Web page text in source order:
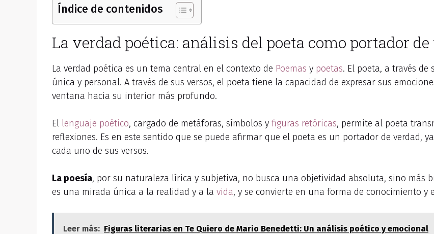
Índice de contenidos
La verdad poética: análisis del poeta como portador
La verdad poética es un tema central en el contexto de Poemas y poetas. El poeta, a través
única y personal. A través de sus versos, el poeta tiene la capacidad de expresar sus
ventana hacia su interior más profundo.
El lenguaje poético, cargado de metáforas, símbolos y figuras retóricas, permite al poeta
reflexiones. Es en este sentido que se puede afirmar que el poeta es un portador de verdad,
cada uno de sus versos.
La poesía, por su naturaleza lírica y subjetiva, no busca una objetividad absoluta, sino más
es una mirada única a la realidad y a la vida, y se convierte en una forma de conocimiento y
Leer más: Figuras literarias en Te Quiero de Mario Benedetti: Un análisis poético y emocional